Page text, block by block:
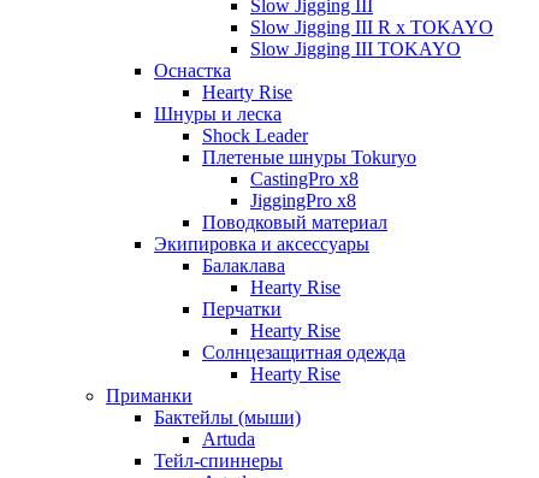
Slow Jigging III
Slow Jigging III R x TOKAYO
Slow Jigging III TOKAYO
Оснастка
Hearty Rise
Шнуры и леска
Shock Leader
Плетеные шнуры Tokuryo
CastingPro x8
JiggingPro x8
Поводковый материал
Экипировка и аксессуары
Балаклава
Hearty Rise
Перчатки
Hearty Rise
Солнцезащитная одежда
Hearty Rise
Приманки
Бактейлы (мыши)
Artuda
Тейл-спиннеры